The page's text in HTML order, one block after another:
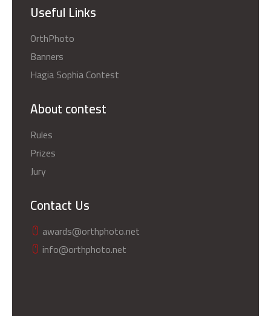
Useful Links
OrthPhoto
Banners
Hagia Sophia Contest
About contest
Rules
Prizes
Jury
Contact Us
awards@orthphoto.net
info@orthphoto.net